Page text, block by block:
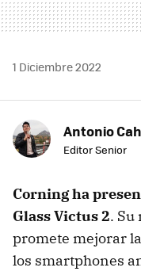
1 Diciembre 2022
Antonio
Editor Senior
Corning ha
Glass Victus 2.
promete mejorar
los smartphones